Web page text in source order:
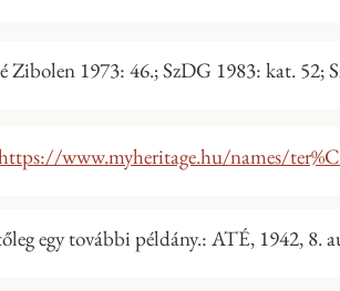
Zibolen 1973: 46.; SzDG 1983: kat. 52;
www.myheritage.hu/names/
egy további példány.: ATÉ, 1942, 8.